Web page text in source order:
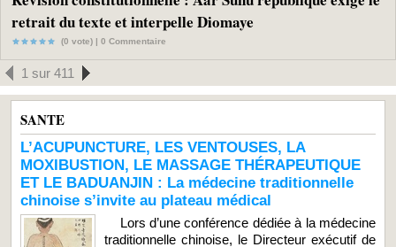
retrait du texte et interpelle Diomaye
(0 vote) | 0 Commentaire
1 sur 411
SANTE
L’ACUPUNCTURE, LES VENTOUSES, LA
MOXIBUSTION, LE MASSAGE THÉRAPEUTIQUE
ET LE BADUANJIN : La médecine traditionnelle
chinoise s’invite au plateau médical
Lors d’une conférence dédiée à la médecine
traditionnelle chinoise, le Directeur exécutif de